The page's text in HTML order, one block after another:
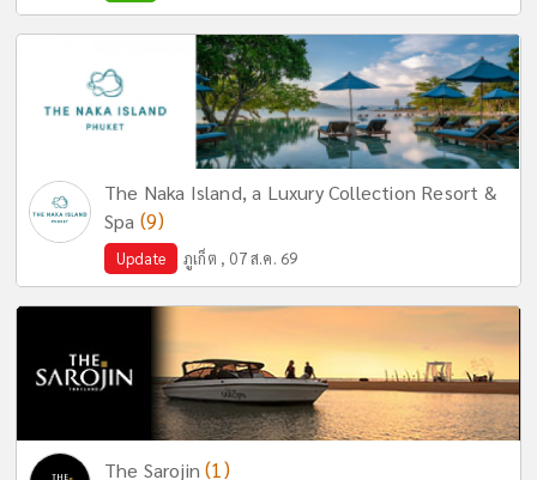
The Naka Island, a Luxury Collection Resort &
Spa (9)
Update ภูเก็ต , 07 ส.ค. 69
The Sarojin(1)